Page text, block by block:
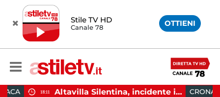
Stile TV HD
Canale 78 OTTIENI
Altavilla Silentina, incidente in moto nella notte: 19enne in prognosi riservata CRONACA 15:38